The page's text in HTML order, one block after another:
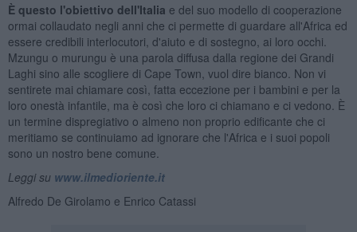
È questo l'obiettivo dell'Italia e del suo modello di cooperazione
ormai collaudato negli anni che ci permette di guardare all'Africa ed
essere credibili interlocutori, d'aiuto e di sostegno, ai loro occhi.
Mzungu o murungu è una parola diffusa dalla regione dei Grandi
Laghi sino alle scogliere di Cape Town, vuol dire bianco. Non vi
sentirete mai chiamare così, fatta eccezione per i bambini e per la
loro onestà infantile, ma è così che loro ci chiamano e ci vedono. È
un termine dispregiativo o almeno non proprio edificante che ci
meritiamo se continuiamo ad ignorare che l'Africa e i suoi popoli
sono un nostro bene comune.
Leggi su www.ilmedioriente.it
Alfredo De Girolamo e Enrico Catassi